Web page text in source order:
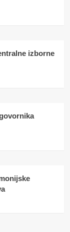
izborne